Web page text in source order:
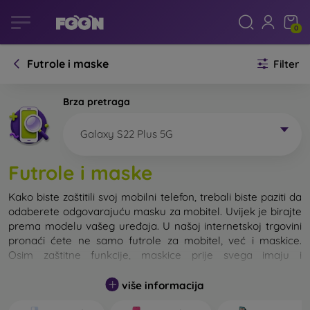
0
Futrole i maske Filter
Brza pretraga
Galaxy S22 Plus 5G
Futrole i maske
Kako biste zaštitili svoj mobilni telefon, trebali biste paziti da
odaberete odgovarajuću masku za mobitel. Uvijek je birajte
prema modelu vašeg uređaja. U našoj internetskoj trgovini
pronaći ćete ne samo futrole za mobitel, već i maskice.
Osim zaštitne funkcije, maskice prije svega imaju i
Maskicu za mobitel možemo također nazvati i stražnjom
više informacija